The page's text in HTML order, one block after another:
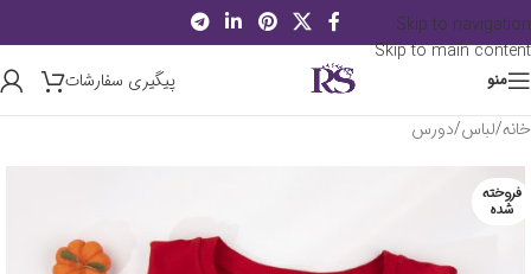
Skip to navigation
Skip to main content
منو
پیگیری سفارشات
خانه/لباس/دورس
فروخته
شده